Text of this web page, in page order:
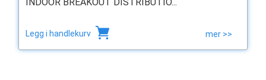
Legg i handlekurv mer >>